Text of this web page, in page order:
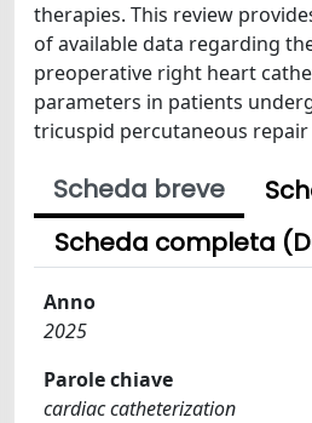
therapies. This review
of available data regarding
preoperative right heart
parameters in patients
tricuspid percutaneous
Scheda breve
Scheda completa
Anno
2025
Parole chiave
cardiac catheterization